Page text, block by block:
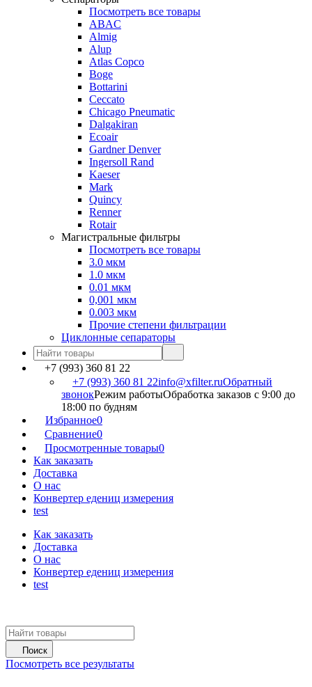
Посмотреть все товары
ABAC
Almig
Alup
Atlas Copco
Boge
Bottarini
Ceccato
Chicago Pneumatic
Dalgakiran
Ecoair
Gardner Denver
Ingersoll Rand
Kaeser
Mark
Quincy
Renner
Rotair
Магистральные фильтры
Посмотреть все товары
3.0 мкм
1.0 мкм
0.01 мкм
0,001 мкм
0.003 мкм
Прочие степени фильтрации
Циклонные сепараторы
+7 (993) 360 81 22
+7 (993) 360 81 22info@xfilter.ruОбратный
звонокРежим работыОбработка заказов с 9:00 до
18:00 по будням
Избранное0
Сравнение0
Просмотренные товары0
Как заказать
Доставка
О нас
Конвертер едениц измерения
test
Как заказать
Доставка
О нас
Конвертер едениц измерения
test
Поиск
Посмотреть все результаты